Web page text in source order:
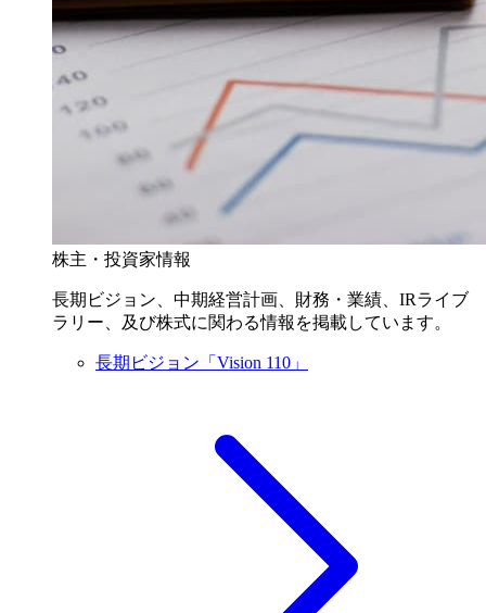
株主・投資家情報
長期ビジョン、中期経営計画、財務・業績、IRライブ
ラリー、及び株式に関わる情報を掲載しています。
長期ビジョン「Vision 110」